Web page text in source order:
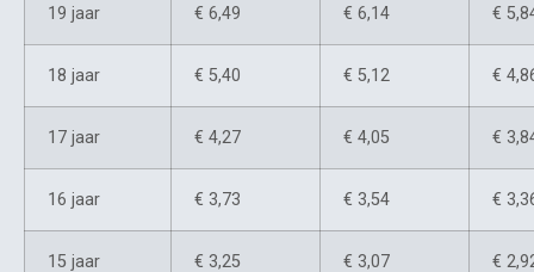
19 jaar € 6,49 € 6,14 €
18 jaar € 5,40 € 5,12 €
17 jaar € 4,27 € 4,05 €
16 jaar € 3,73 € 3,54 €
15 jaar € 3,25 € 3,07 €